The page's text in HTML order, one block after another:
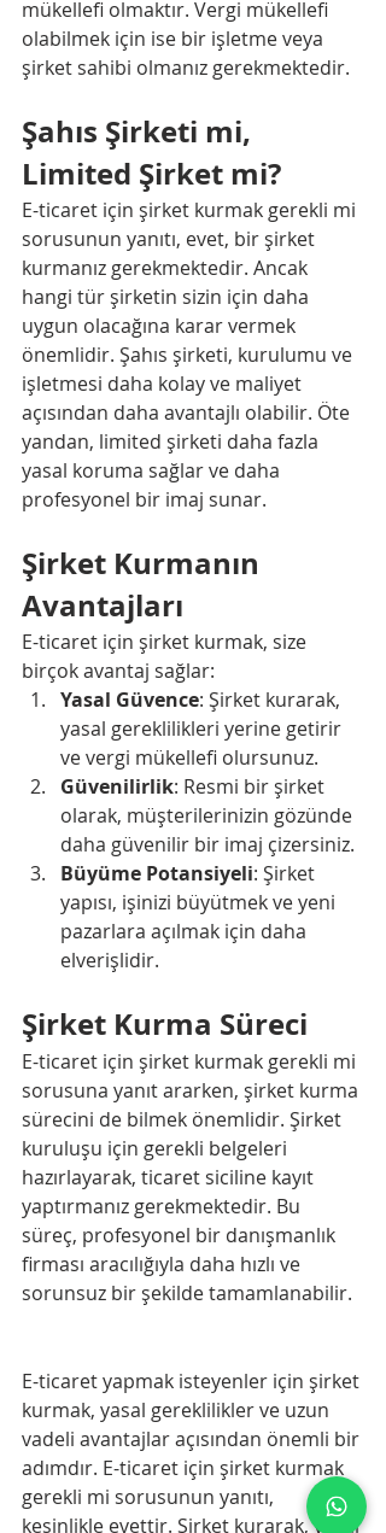
mükellefi olmaktır. Vergi mükellefi
olabilmek için ise bir işletme veya
şirket sahibi olmanız gerekmektedir.
Şahıs Şirketi mi,
Limited Şirket mi?
E-ticaret için şirket kurmak gerekli mi
sorusunun yanıtı, evet, bir şirket
kurmanız gerekmektedir. Ancak
hangi tür şirketin sizin için daha
uygun olacağına karar vermek
önemlidir. Şahıs şirketi, kurulumu ve
işletmesi daha kolay ve maliyet
açısından daha avantajlı olabilir. Öte
yandan, limited şirketi daha fazla
yasal koruma sağlar ve daha
profesyonel bir imaj sunar.
Şirket Kurmanın
Avantajları
E-ticaret için şirket kurmak, size
birçok avantaj sağlar:
Yasal Güvence: Şirket kurarak,
yasal gereklilikleri yerine getirir
ve vergi mükellefi olursunuz.
Güvenilirlik: Resmi bir şirket
olarak, müşterilerinizin gözünde
daha güvenilir bir imaj çizersiniz.
Büyüme Potansiyeli: Şirket
yapısı, işinizi büyütmek ve yeni
pazarlara açılmak için daha
elverişlidir.
Şirket Kurma Süreci
E-ticaret için şirket kurmak gerekli mi
sorusuna yanıt ararken, şirket kurma
sürecini de bilmek önemlidir. Şirket
kuruluşu için gerekli belgeleri
hazırlayarak, ticaret siciline kayıt
yaptırmanız gerekmektedir. Bu
süreç, profesyonel bir danışmanlık
firması aracılığıyla daha hızlı ve
sorunsuz bir şekilde tamamlanabilir.
E-ticaret yapmak isteyenler için şirket
kurmak, yasal gereklilikler ve uzun
vadeli avantajlar açısından önemli bir
adımdır. E-ticaret için şirket kurmak
gerekli mi sorusunun yanıtı,
kesinlikle evettir. Şirket kurarak, yasal